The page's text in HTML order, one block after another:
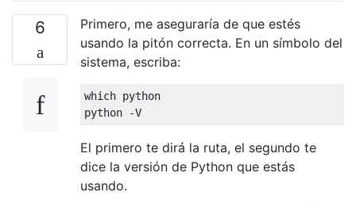
6
Primero, me aseguraría de que estés
usando la pitón correcta. En un símbolo del
sistema, escriba:
which python
python
-V
El primero te dirá la ruta, el segundo te
dice la versión de Python que estás
usando.